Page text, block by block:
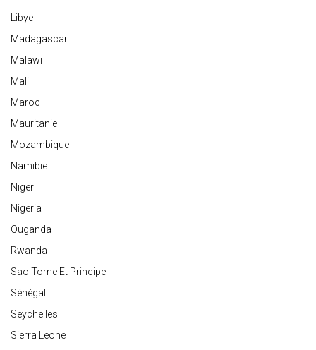
Libye
Madagascar
Malawi
Mali
Maroc
Mauritanie
Mozambique
Namibie
Niger
Nigeria
Ouganda
Rwanda
Sao Tome Et Principe
Sénégal
Seychelles
Sierra Leone